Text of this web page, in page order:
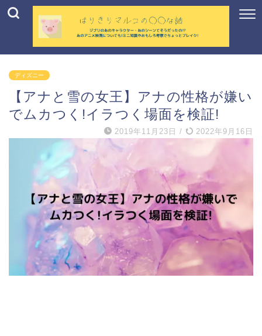
ディズニー
【アナと雪の女王】アナの性格が嫌い
でムカつく!イラつく場面を検証!
2019年11月23日 / 2022年9月16日